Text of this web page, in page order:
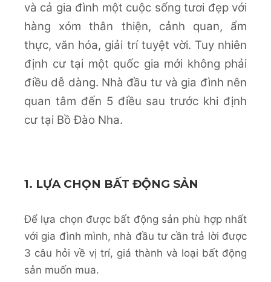
và cả gia đình một cuộc sống tươi đẹp với
hàng xóm thân thiện, cảnh quan, ẩm
thực, văn hóa, giải trí tuyệt vời. Tuy nhiên
định cư tại một quốc gia mới không phải
điều dễ dàng. Nhà đầu tư và gia đình nên
quan tâm đến 5 điều sau trước khi định
cư tại Bồ Đào Nha.
1. LỰA CHỌN BẤT ĐỘNG SẢN
Để lựa chọn được bất động sản phù hợp nhất
với gia đình mình, nhà đầu tư cần trả lời được
3 câu hỏi về vị trí, giá thành và loại bất động
sản muốn mua.